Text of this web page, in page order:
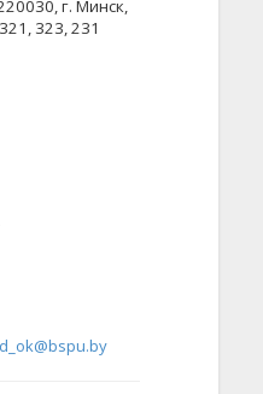
г. Минск,
323, 231